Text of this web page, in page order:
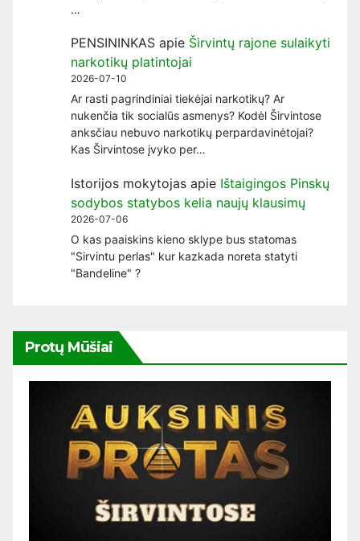
…
PENSININKAS apie Širvintų rajone sulaikyti
narkotikų platintojai
2026-07-10
Ar rasti pagrindiniai tiekėjai narkotikų? Ar
nukenčia tik socialūs asmenys? Kodėl Širvintose
anksčiau nebuvo narkotikų perpardavinėtojai?
Kas Širvintose įvyko per…
Istorijos mokytojas apie Ištaigingos Pinskų
sodybos statybos kelia naujų klausimų
2026-07-06
O kas paaiskins kieno sklype bus statomas
"Sirvintu perlas" kur kazkada noreta statyti
"Bandeline" ?
Protų Mūšiai